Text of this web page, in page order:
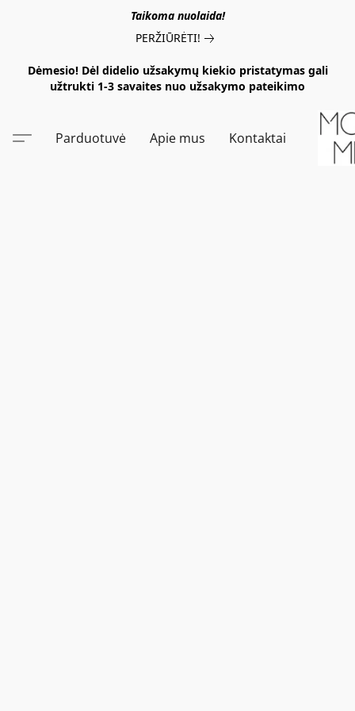
Taikoma nuolaida!
PERŽIŪRĖTI!
Dėmesio! Dėl didelio užsakymų kiekio pristatymas gali
užtrukti 1-3 savaites nuo užsakymo pateikimo
Parduotuvė Apie mus Kontaktai